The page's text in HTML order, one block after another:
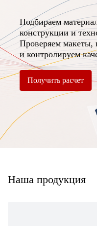
Подбираем
конструкции и
Проверяем макеты,
и контролируем
Получить расчет
Наша продукция